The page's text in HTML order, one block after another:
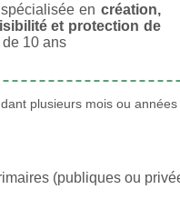
spécialisée en création,
et protection de
10 ans
plusieurs mois ou
(publiques ou